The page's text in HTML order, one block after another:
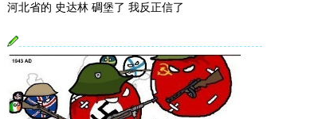
河北省的 史达林 碉堡了 我反正信了